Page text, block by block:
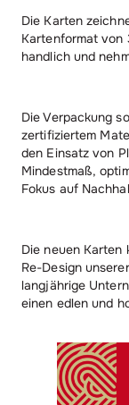
Die Karten
Kartenformat von
handlich und
Die Verpackung
zertifiziertem
den Einsatz von
Mindestmaß,
Fokus auf
Die neuen Karten
Re-Design
langjährige
einen edlen und